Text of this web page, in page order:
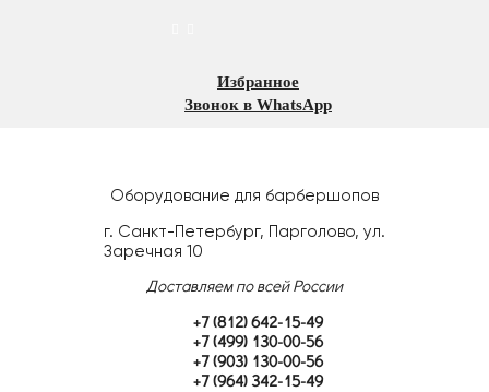
Избранное
Звонок в WhatsApp
Оборудование для барбершопов
г. Санкт-Петербург, Парголово, ул.
Заречная 10
Доставляем по всей России
+7 (812) 642-15-49
+7 (499) 130-00-56
+7 (903) 130-00-56
+7 (964) 342-15-49